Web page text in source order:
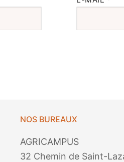
NOS BUREAUX
AGRICAMPUS
32 Chemin de Saint-